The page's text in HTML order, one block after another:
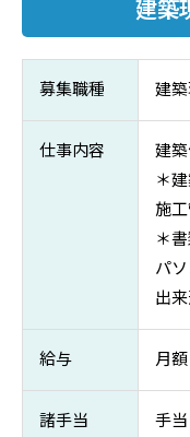
建築
募集職種 建
仕事内容
建
＊
施
＊
パ
出
給与 月
諸手当 手